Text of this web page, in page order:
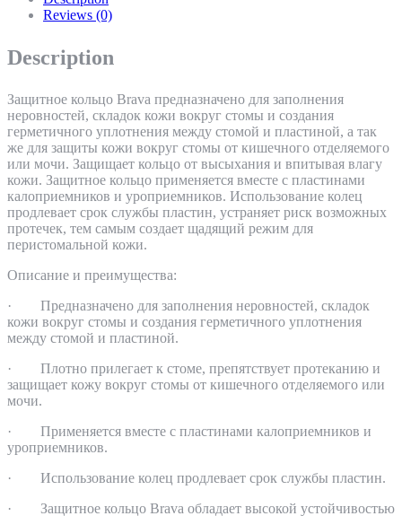
Reviews (0)
Description
Защитное кольцо Brava предназначено для заполнения
неровностей, складок кожи вокруг стомы и создания
герметичного уплотнения между стомой и пластиной, а так
же для защиты кожи вокруг стомы от кишечного отделяемого
или мочи. Защищает кольцо от высыхания и впитывая влагу
кожи. Защитное кольцо применяется вместе с пластинами
калоприемников и уроприемников. Использование колец
продлевает срок службы пластин, устраняет риск возможных
протечек, тем самым создает щадящий режим для
перистомальной кожи.
Описание и преимущества:
· Предназначено для заполнения неровностей, складок
кожи вокруг стомы и создания герметичного уплотнения
между стомой и пластиной.
· Плотно прилегает к стоме, препятствует протеканию и
защищает кожу вокруг стомы от кишечного отделяемого или
мочи.
· Применяется вместе с пластинами калоприемников и
уроприемников.
· Использование колец продлевает срок службы пластин.
· Защитное кольцо Brava обладает высокой устойчивостью